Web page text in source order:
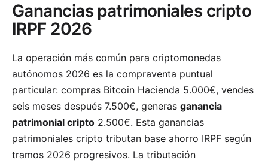
Ganancias patrimoniales cripto
IRPF 2026
La operación más común para criptomonedas
autónomos 2026 es la compraventa puntual
particular: compras Bitcoin Hacienda 5.000€, vendes
seis meses después 7.500€, generas ganancia
patrimonial cripto 2.500€. Esta ganancias
patrimoniales cripto tributan base ahorro IRPF según
tramos 2026 progresivos. La tributación